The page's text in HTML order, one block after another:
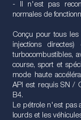
- Il n'est pas
normales de
Conçu pour tous
injections
turbocombustibles,
course, sport et
mode haute
API est requis SN /
B4.
Le pétrole n'est pas
lourds et les